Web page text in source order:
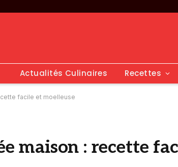
Actualités Culinaires Recettes
facile et moelleuse
maison : recette